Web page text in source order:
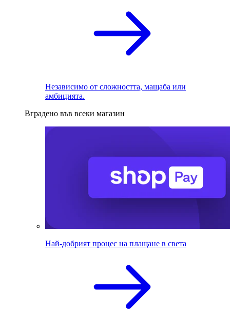
Независимо от сложността, мащаба или
амбицията.
Вградено във всеки магазин
Най-добрият процес на плащане в света